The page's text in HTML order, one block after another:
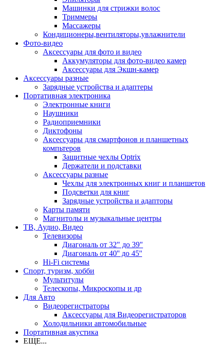
Машинки для стрижки волос
Триммеры
Массажеры
Кондиционеры,вентиляторы,увлажнители
Фото-видео
Аксессуары для фото и видео
Аккумуляторы для фото-видео камер
Аксессуары для Экшн-камер
Аксессуары разные
Зарядные устройства и адаптеры
Портативная электроника
Электронные книги
Наушники
Радиоприемники
Диктофоны
Аксессуары для смартфонов и планшетных
компьтеров
Защитные чехлы Optrix
Держатели и подставки
Аксессуары разные
Чехлы для электронных книг и планшетов
Подсветки для книг
Зарядные устройства и адапторы
Карты памяти
Магнитолы и музыкальные центры
ТВ, Аудио, Видео
Телевизоры
Диагональ от 32" до 39"
Диагональ от 40'' до 45''
Hi-Fi системы
Спорт, туризм, хобби
Мультитулы
Телескопы, Микроскопы и др
Для Авто
Видеорегистраторы
Аксессуары для Видеорегистраторов
Холодильники автомобильные
Портативная акустика
ЕЩЕ...